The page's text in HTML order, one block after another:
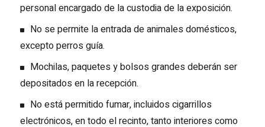
personal encargado de la custodia de la exposición.
No se permite la entrada de animales domésticos,
excepto perros guía.
Mochilas, paquetes y bolsos grandes deberán ser
depositados en la recepción.
No está permitido fumar, incluidos cigarrillos
electrónicos, en todo el recinto, tanto interiores como